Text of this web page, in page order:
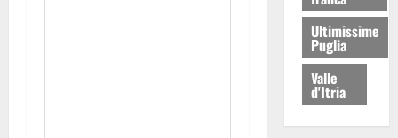
Ultimissime
Puglia
Valle
d'Itria